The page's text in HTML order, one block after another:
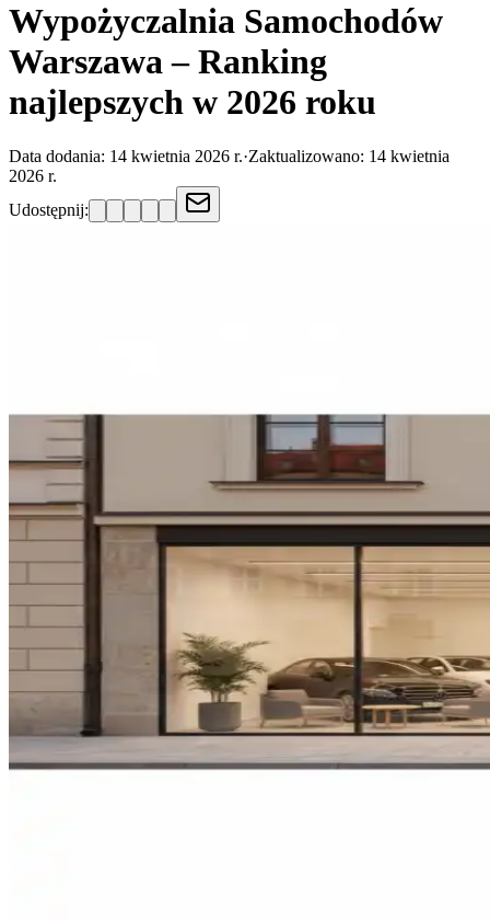
Wypożyczalnia Samochodów
Warszawa – Ranking
najlepszych w 2026 roku
Data dodania: 14 kwietnia 2026 r.·Zaktualizowano: 14 kwietnia
2026 r.
Udostępnij: